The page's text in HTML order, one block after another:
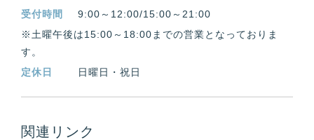
受付時間
9:00～12:00/15:00～21:00
※土曜午後は15:00～18:00までの営業となっておりま
す。
定休日
日曜日・祝日
関連リンク